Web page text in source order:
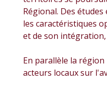
Régional. Des
les caractéristiques
et de son
En parallèle la
acteurs locaux sur